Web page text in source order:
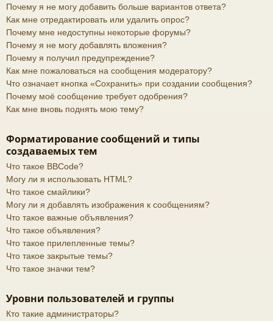
Почему я не могу добавить больше вариантов ответа?
Как мне отредактировать или удалить опрос?
Почему мне недоступны некоторые форумы?
Почему я не могу добавлять вложения?
Почему я получил предупреждение?
Как мне пожаловаться на сообщения модератору?
Что означает кнопка «Сохранить» при создании сообщения?
Почему моё сообщение требует одобрения?
Как мне вновь поднять мою тему?
Форматирование сообщений и типы
создаваемых тем
Что такое BBCode?
Могу ли я использовать HTML?
Что такое смайлики?
Могу ли я добавлять изображения к сообщениям?
Что такое важные объявления?
Что такое объявления?
Что такое прилепленные темы?
Что такое закрытые темы?
Что такое значки тем?
Уровни пользователей и группы
Кто такие администраторы?